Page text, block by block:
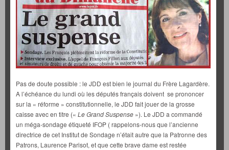
Pas de doute possible : le JDD est bien le journal du Frère Lagardère.
A l’échéance du lundi où les députés français doivent se prononcer
sur la « réforme » constitutionnelle, le JDD fait jouer de la grosse
caisse avec en titre (« Le Grand Suspense »). Le JDD a commandé
un méga-sondage étiqueté IFOP ( rappelons-nous que l’ancienne
directrice de cet Institut de Sondage n’était autre que la Patronne des
Patrons, Laurence Parisot, et que cette brave dame est restée